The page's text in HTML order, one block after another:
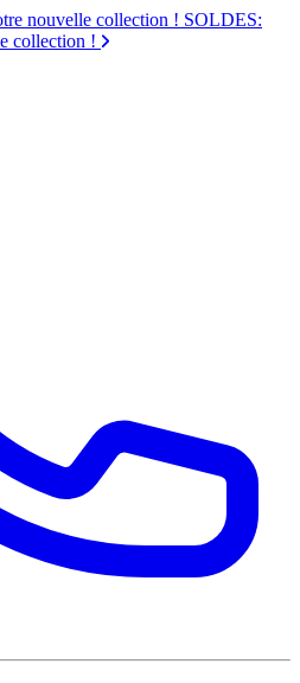
nouvelle collection ! SOLDES:
collection !